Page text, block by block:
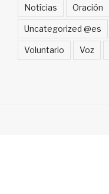
Notícias Oración
Uncategorized @es
Voluntario Voz